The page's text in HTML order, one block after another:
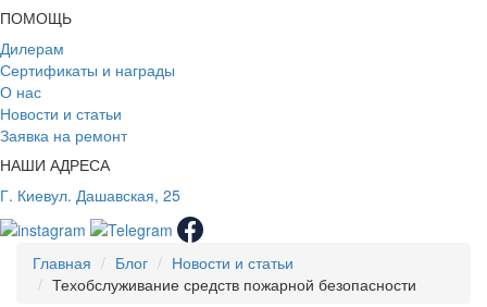
ПОМОЩЬ
Дилерам
Сертификаты и награды
О нас
Новости и статьи
Заявка на ремонт
НАШИ АДРЕСА
Г. Киевул. Дашавская, 25
Главная Блог
Новости и статьи
Техобслуживание средств пожарной безопасности